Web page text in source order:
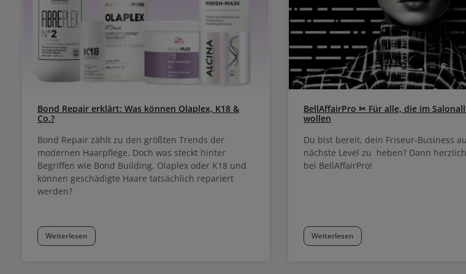
100 %
Repair
wird Bis zu 85% verbesserte Kämmbarkeit***
**In
***Im
Bond Repair erklärt: Was können Olaplex, K18 &
Co.?
Bond Repair zählt zu den größten Trends der
modernen Haarpflege. Doch was steckt hinter
Begriffen wie Bond Building, Olaplex oder K18 und
können geschädigte Haare tatsächlich repariert
werden?
Weiterlesen
BellAffairPro ✂ Für alle, die im
wollen
Du bist bereit, dein Friseur-Business
nächste Level zu heben? Dann
bei BellAffairPro!
Weiterlesen